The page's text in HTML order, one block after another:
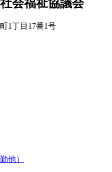
会福祉協議会
1丁目17番1号
他）